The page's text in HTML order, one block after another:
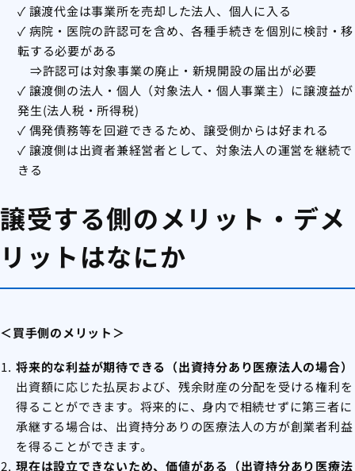
✓ 譲渡代金は事業所を売却した法人、個人に入る
✓ 病院・医院の許認可を含め、各種手続きを個別に検討・移
転する必要がある
⇒許認可は対象事業の廃止・新規開設の届出が必要
✓ 譲渡側の法人・個人（対象法人・個人事業主）に譲渡益が
発生(法人税・所得税)
✓ 偶発債務等を回避できるため、譲受側からは好まれる
✓ 譲渡側は出資者兼経営者として、対象法人の運営を継続で
きる
譲受する側のメリット・デメ
リットはなにか
＜買手側のメリット＞
将来的な利益が期待できる（出資持分あり医療法人の場合）
出資額に応じた払戻および、残余財産の分配を受ける権利を
得ることができます。将来的に、身内で相続せずに第三者に
承継する場合は、出資持分ありの医療法人の方が創業者利益
を得ることができます。
現在は設立できないため、価値がある（出資持分あり医療法